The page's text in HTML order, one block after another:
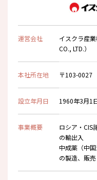
運営会社
イスクラ産
CO., LTD.）
本社所在地 〒103-0027
設立年月日 1960年3月1
事業概要
ロシア・CIS
の輸出入
中成薬（中
の製造、販売